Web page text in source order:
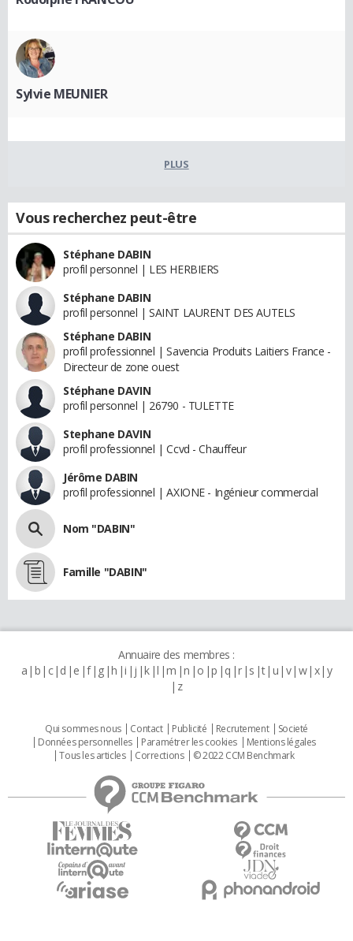
Sylvie MEUNIER
PLUS
Vous recherchez peut-être
Stéphane DABIN
profil personnel | LES HERBIERS
Stéphane DABIN
profil personnel | SAINT LAURENT DES AUTELS
Stéphane DABIN
profil professionnel | Savencia Produits Laitiers France -
Directeur de zone ouest
Stéphane DAVIN
profil personnel | 26790 - TULETTE
Stephane DAVIN
profil professionnel | Ccvd - Chauffeur
Jérôme DABIN
profil professionnel | AXIONE - Ingénieur commercial
Nom "DABIN"
Famille "DABIN"
Annuaire des membres :
a b c d e f g h i j k l m n o p q r s t u v w x y
z
Qui sommes nous Contact Publicité Recrutement
Societé
Données personnelles
Paramétrer les cookies
Mentions légales
Tous les articles
Corrections © 2022 CCM Benchmark